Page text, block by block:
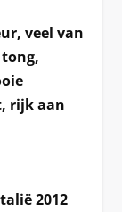
veel van
rijk aan
2012